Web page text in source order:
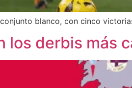
blanco, con cinco
los derbis más